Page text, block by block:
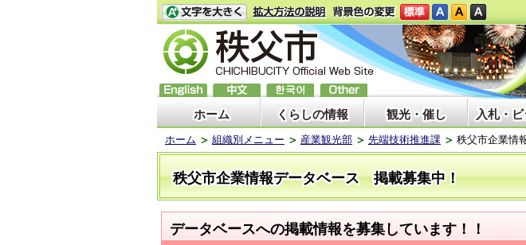
ホーム くらしの情報 観光・催し 入札・
ホーム 組織別メニュー 産業観光部 先端技術推進課 秩父市企業情
秩父市企業情報データベース 掲載募集中！
データベースへの掲載情報を募集しています！！